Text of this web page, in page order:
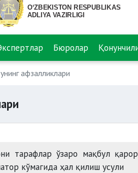
Бюролар
афзалликлари
тарафлар ўзаро мақбул
кўмагида ҳал қилиш усули